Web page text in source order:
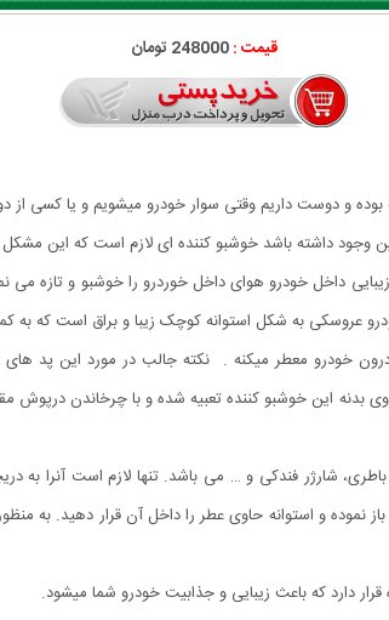
قیمت :248000 تومان
و دوست داریم وقتی سوار خودرو میشویم و یا کسی
داشته باشد خوشبو کننده ای لازم است که این مشکل
داخل خودرو هوای داخل خوردرو را خوشبو و تازه
عروسکی به شکل استوانه کوچک زیبا و براق است که
خودرو معطر میکنه . نکته جالب در مورد این پد های
که بر روی بدنه این خوشبو کننده تعبیه شده و با چرخاندن
شارژر فندکی و … می باشد. تنها لازم است آنرا به
و استوانه حاوی عطر را داخل آن قرار دهید. به
دارد که باعث زیبایی و جذابیت خودرو شما میشود.